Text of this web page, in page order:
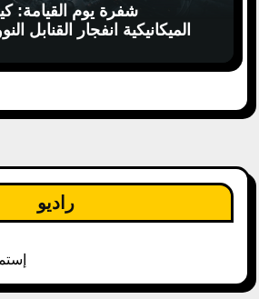
شفرة يوم القيامة:
الميكانيكية انفجار القنابل
راديو